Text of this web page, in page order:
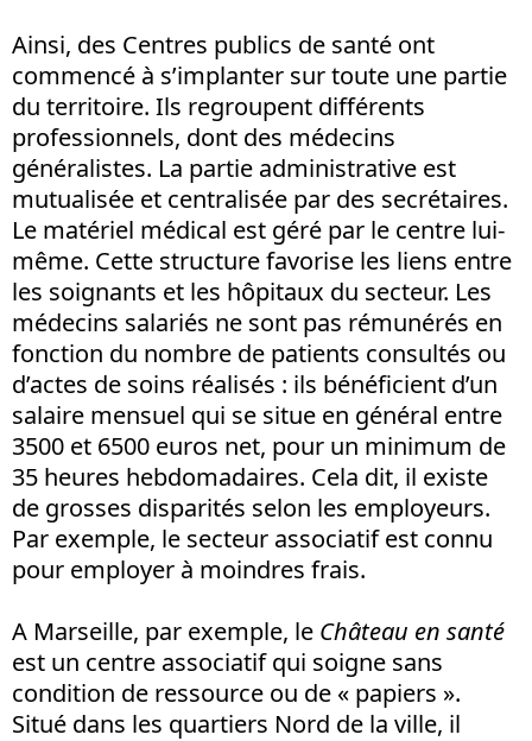
Ainsi, des Centres publics de santé ont
commencé à s’implanter sur toute une partie
du territoire. Ils regroupent différents
professionnels, dont des médecins
généralistes. La partie administrative est
mutualisée et centralisée par des secrétaires.
Le matériel médical est géré par le centre lui-
même. Cette structure favorise les liens entre
les soignants et les hôpitaux du secteur. Les
médecins salariés ne sont pas rémunérés en
fonction du nombre de patients consultés ou
d’actes de soins réalisés : ils bénéficient d’un
salaire mensuel qui se situe en général entre
3500 et 6500 euros net, pour un minimum de
35 heures hebdomadaires. Cela dit, il existe
de grosses disparités selon les employeurs.
Par exemple, le secteur associatif est connu
pour employer à moindres frais.
A Marseille, par exemple, le Château en santé
est un centre associatif qui soigne sans
condition de ressource ou de « papiers ».
Situé dans les quartiers Nord de la ville, il